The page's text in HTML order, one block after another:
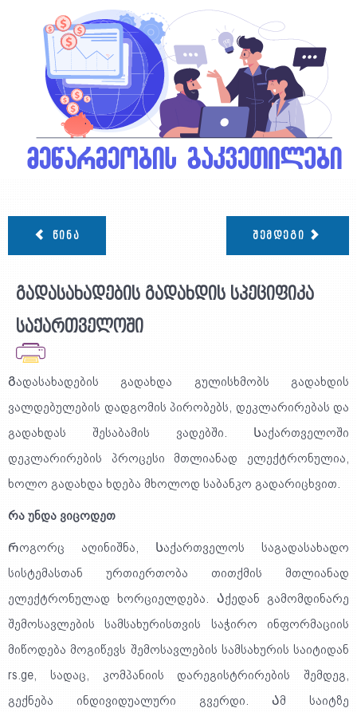
ᲬᲘᲜᲐ ᲨᲔᲛᲓᲔᲒᲘ
გადასახადების გადახდის სპეციფიკა
საქართველოში
Გადასახადების გადახდა გულისხმობს გადახდის
ვალდებულების დადგომის პირობებს, დეკლარირებას და
გადახდას შესაბამის ვადებში. Საქართველოში
დეკლარირების პროცესი მთლიანად ელექტრონულია,
ხოლო გადახდა ხდება მხოლოდ საბანკო გადარიცხვით.
რა უნდა ვიცოდეთ
Როგორც აღინიშნა, Საქართველოს საგადასახადო
სისტემასთან ურთიერთობა თითქმის მთლიანად
ელექტრონულად ხორციელდება. Აქედან გამომდინარე
შემოსავლების სამსახურისთვის საჭირო ინფორმაციის
მიწოდება მოგიწევს შემოსავლების სამსახურის საიტიდან
rs.ge, სადაც, კომპანიის დარეგისტრირების შემდეგ,
გექნება ინდივიდუალური გვერდი. Ამ საიტზე